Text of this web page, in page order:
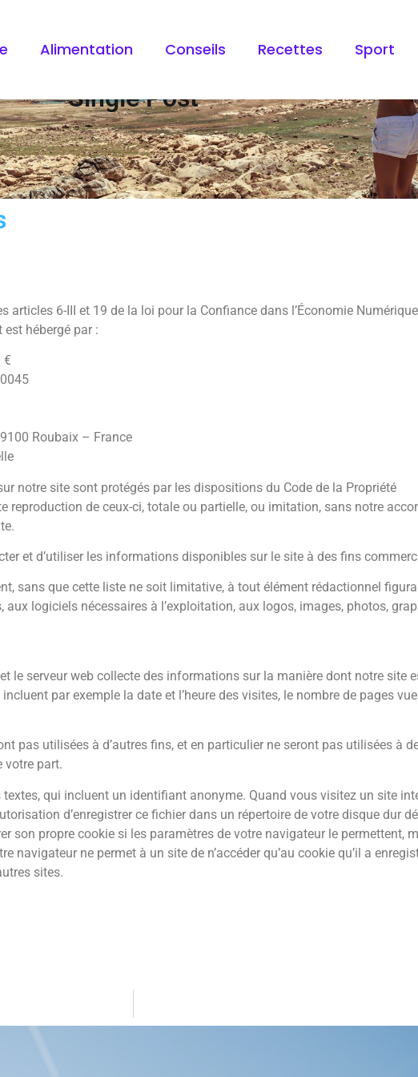
Alimentation Conseils Recettes Sport
Single Post
articles 6-III et 19 de la loi pour la Confiance dans l’Économie
hébergé par :
€
Roubaix – France
notre site sont protégés par les dispositions du Code de la Propriété
reproduction de ceux-ci, totale ou partielle, ou imitation, sans notre
et d’utiliser les informations disponibles sur le site à des fins
sans que cette liste ne soit limitative, à tout élément rédactionnel
aux logiciels nécessaires à l’exploitation, aux logos, images, photos,
le serveur web collecte des informations sur la manière dont notre site
par exemple la date et l’heure des visites, le nombre de pages
pas utilisées à d’autres fins, et en particulier ne seront pas utilisées à
votre part.
qui incluent un identifiant anonyme. Quand vous visitez un site
d’enregistrer ce fichier dans un répertoire de votre disque dur
son propre cookie si les paramètres de votre navigateur le permettent,
navigateur ne permet à un site de n’accéder qu’au cookie qu’il a
sites.